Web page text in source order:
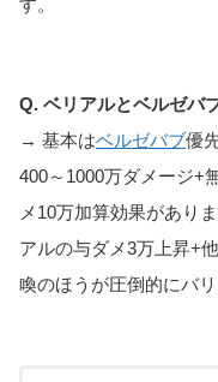
す。
Q. ベリアルとベルゼバ
→ 基本はベルゼバブ優
400～1000万ダメージ+
メ10万加算効果があり
アルの与ダメ3万上昇+
喚のほうが圧倒的にバリ